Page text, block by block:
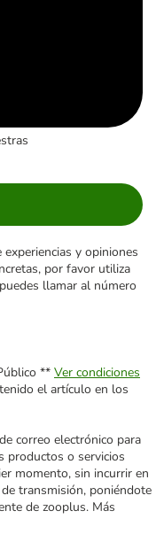
y opiniones
por favor utiliza
llamar al número
** Ver condiciones
el artículo en los
correo electrónico para
productos o servicios
momento, sin incurrir en
transmisión, poniéndote
de zooplus. Más